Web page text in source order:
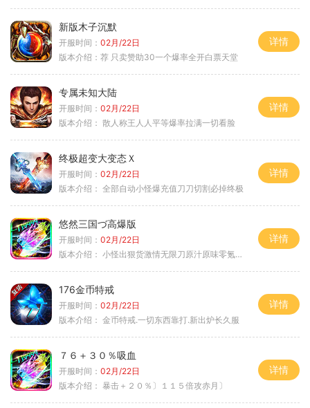
新版木子沉默
开服时间： 02月/22日
版本介绍： 荐 只卖赞助30一个爆率全开白票天堂
详情
专属未知大陆
开服时间： 02月/22日
版本介绍： 散人称王人人平等爆率拉满一切看脸
详情
终极超变大变态Ｘ
开服时间： 02月/22日
版本介绍： 全部自动小怪爆充值刀刀切割必掉终极
详情
悠然三国づ高爆版
开服时间： 02月/22日
版本介绍： 小怪出狠货激情无限刀原汁原味零氪通关
详情
176金币特戒
开服时间： 02月/22日
版本介绍： 金币特戒.一切东西靠打.新出炉长久服
详情
７６＋３０％吸血
开服时间： 02月/22日
版本介绍： 暴击＋２０％〕１１５倍攻赤月〕
详情